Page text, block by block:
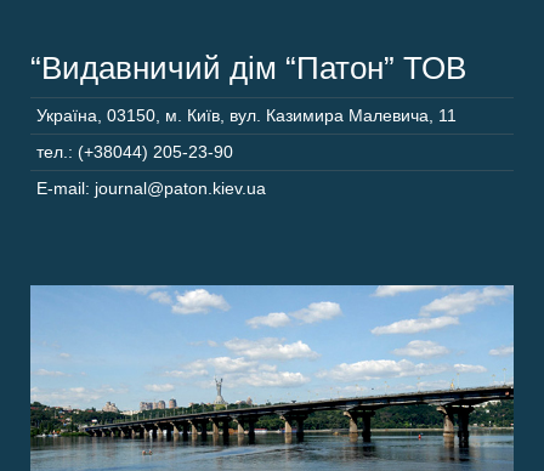
“Видавничий дім “Патон” ТОВ
Україна 03150 м. Київ, вул. Казимира Малевича, 11
тел.: (+38044) 205-23-90
E-mail: journal@paton.kiev.ua